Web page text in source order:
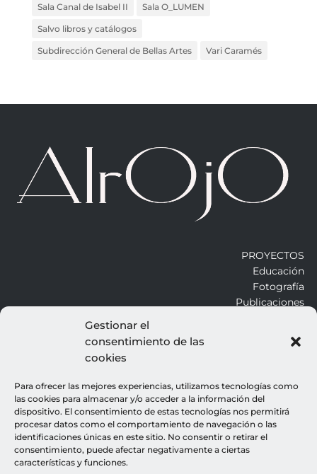
Gestionar el
consentimiento de las
cookies
Para ofrecer las mejores experiencias, utilizamos tecnologías como
las cookies para almacenar y/o acceder a la información del
dispositivo. El consentimiento de estas tecnologías nos permitirá
procesar datos como el comportamiento de navegación o las
identificaciones únicas en este sitio. No consentir o retirar el
consentimiento, puede afectar negativamente a ciertas
características y funciones.
Sala Canal de Isabel II Sala O_LUMEN
Salvo libros y catálogos
Subdirección General de Bellas Artes Vari Caramés
PROYECTOS
Educación
Fotografía
Publicaciones
ALROJO
Contacto
LEGALES